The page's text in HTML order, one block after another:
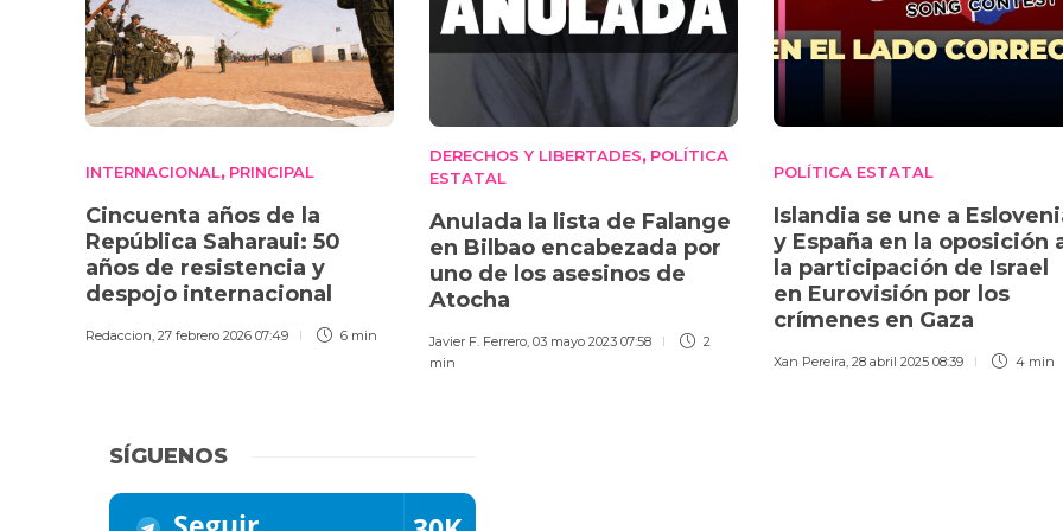
INTERNACIONAL, PRINCIPAL
Cincuenta años de la
República Saharaui: 50
años de resistencia y
despojo internacional
Redaccion, 27 febrero 2026 07:49 6 min
DERECHOS Y LIBERTADES, POLÍTICA
ESTATAL
Anulada la lista de Falange
en Bilbao encabezada por
uno de los asesinos de
Atocha
Javier F. Ferrero, 03 mayo 2023 07:58
2
min
POLÍTICA ESTATAL
Islandia se une a
y España en la oposición
la participación de Israel
en Eurovisión por los
crímenes en Gaza
Xan Pereira, 28 abril 2025 08:39 4 min
SÍGUENOS